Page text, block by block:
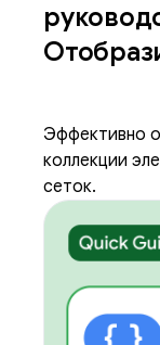
Эффективно
коллекции
сеток.